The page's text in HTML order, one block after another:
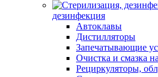
дезинфекция
Автоклавы
Дистилляторы
Запечатывающие
Очистка и смазка
Рециркуляторы,